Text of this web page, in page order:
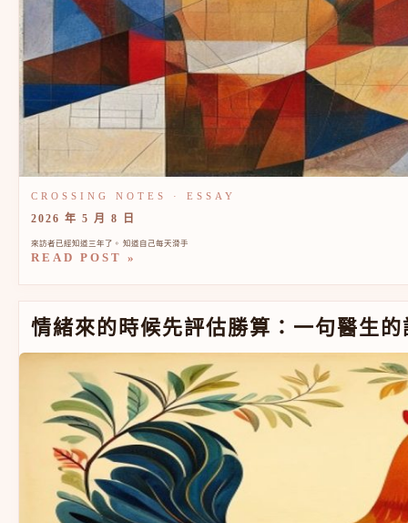
2026 年 5 月 8 日
來訪者已經知道三年了。 知道自己每天滑手
READ POST »
情緒來的時候先評估勝算：一句醫生
情緒來的時候先評估勝算：一句醫生的話如何變成情緒停